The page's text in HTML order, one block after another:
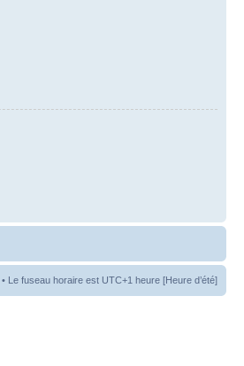
• Le fuseau horaire est UTC+1 heure [Heure d’été]